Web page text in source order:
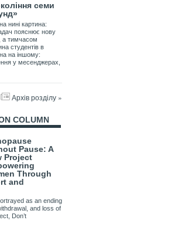
семи
нині картина:
пояснює нову
а тимчасом
студентів в
на іншому:
у месенджерах,
Архів розділу »
COLUMN
Pause: A
Project
Through
and
as an ending
and loss of
Don’t